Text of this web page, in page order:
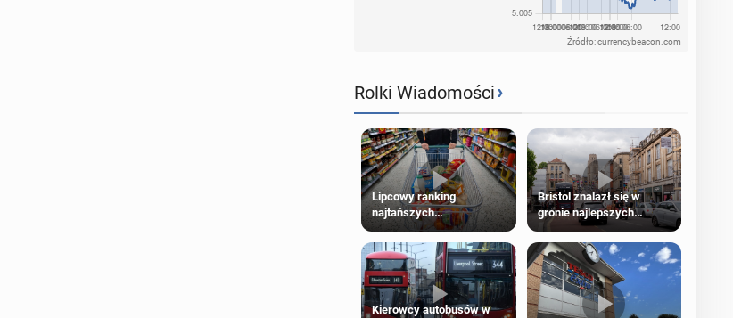
Źródło: currencybeacon.com
Rolki Wiadomości›
Lipcowy ranking
najtańszych
supermarketów
Bristol znalazł się w
gronie najlepszych
kierunków podróży na
świecie
Kierowcy autobusów w